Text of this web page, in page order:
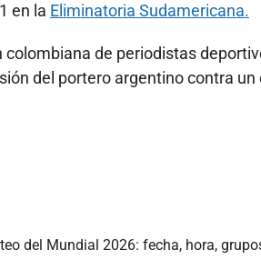
en la Eliminatoria Sudamericana.
colombiana de periodistas
del portero argentino contra un
del Mundial 2026: fecha, hora,